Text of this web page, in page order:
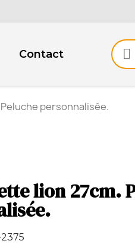
Contact
personnalisée.
lion 27cm.
2375